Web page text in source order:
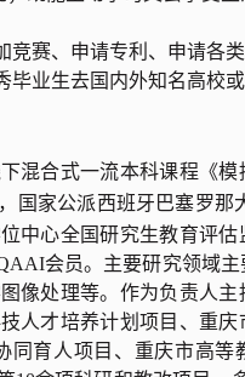
赛、申请专利、申请各类
毕业生去国内外知名高校
混合式一流本科课程《模
国家公派西班牙巴塞罗那
中心全国研究生教育评
会员。主要研究领域主
像处理等。作为负责人
人才培养计划项目、重
育人项目、重庆市高等